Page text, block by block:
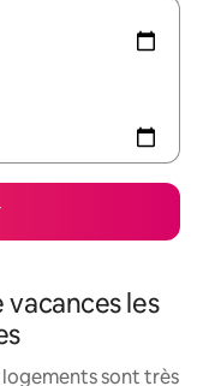
vacances les
logements sont très